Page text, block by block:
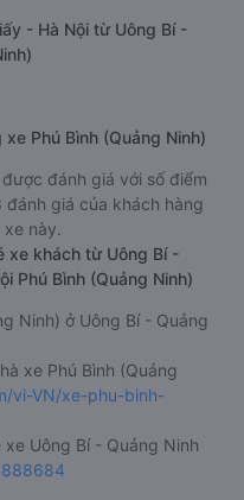
- Hà Nội từ Uông Bí -
Phú Bình (Quảng Ninh)
đánh giá với số điểm
giá của khách hàng
này.
xe khách từ Uông Bí -
Phú Bình (Quảng Ninh)
Ninh) ở Uông Bí - Quảng
xe Phú Bình (Quảng
vi-VN/xe-phu-binh-
Uông Bí - Quảng Ninh